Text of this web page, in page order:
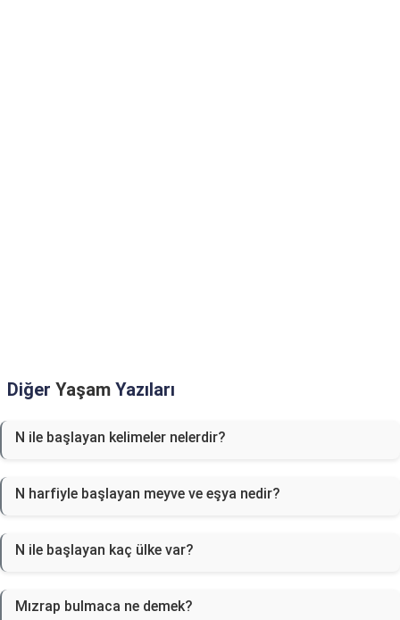
Diğer Yaşam Yazıları
N ile başlayan kelimeler nelerdir?
N harfiyle başlayan meyve ve eşya nedir?
N ile başlayan kaç ülke var?
Mızrap bulmaca ne demek?